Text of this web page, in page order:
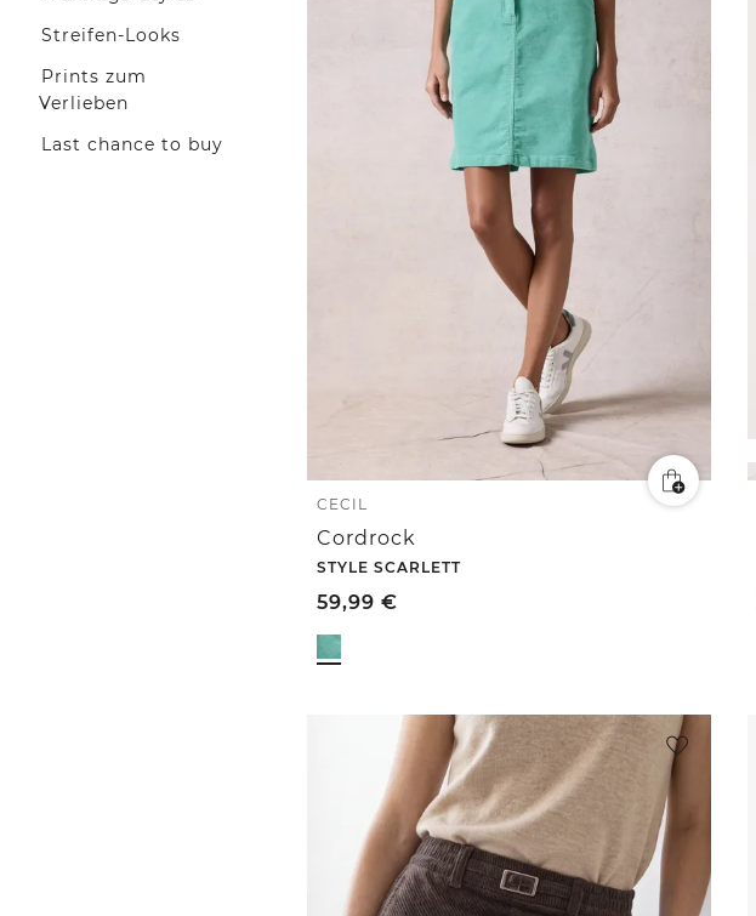
Streifen-Looks
Prints zum
Verlieben
Last chance to buy
CECIL
Cordrock
STYLE SCARLETT
59,99€